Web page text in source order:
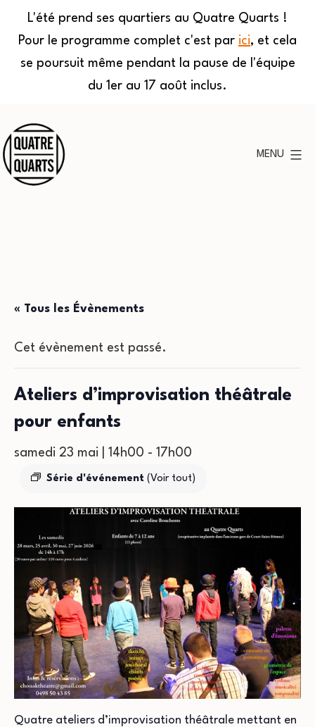
L'été prend ses quartiers au Quatre Quarts !
Pour le programme complet c'est par ici, et cela
se poursuit même pendant la pause de l'équipe
du 1er au 17 août inclus.
au
contenu
MENU
« Tous les Évènements
Cet évènement est passé.
Ateliers d’improvisation théâtrale
pour enfants
samedi 23 mai | 14h00 - 17h00
Série d'événement (Voir tout)
Quatre ateliers d’improvisation théâtrale mettant en